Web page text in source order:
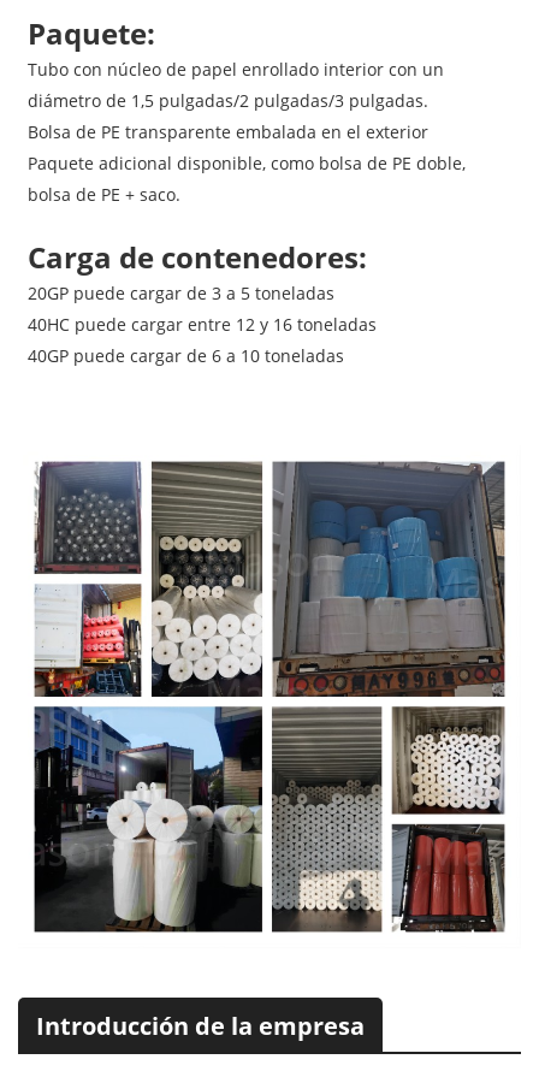
Paquete:
Tubo con núcleo de papel enrollado interior con un
diámetro de 1,5 pulgadas/2 pulgadas/3 pulgadas.
Bolsa de PE transparente embalada en el exterior
Paquete adicional disponible, como bolsa de PE doble,
bolsa de PE + saco.
Carga de contenedores:
20GP puede cargar de 3 a 5 toneladas
40HC puede cargar entre 12 y 16 toneladas
40GP puede cargar de 6 a 10 toneladas
Introducción de la empresa